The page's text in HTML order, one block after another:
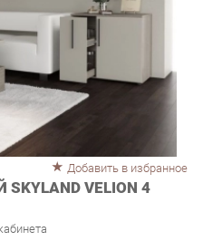
VELION 4
0)